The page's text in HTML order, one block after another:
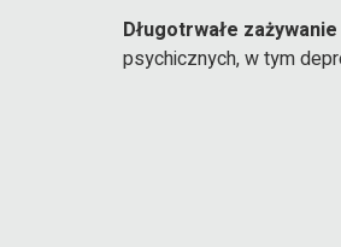
Długotrwałe
psychicznych, w tym